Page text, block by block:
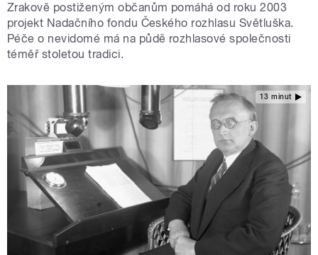
Zrakově postiženým občanům pomáhá od roku 2003
projekt Nadačního fondu Českého rozhlasu Světluška.
Péče o nevidomé má na půdě rozhlasové společnosti
téměř stoletou tradici.
13 minut